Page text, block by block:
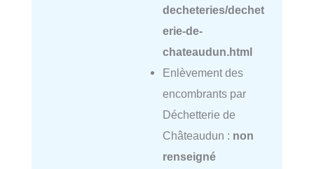
decheteries/dechet
erie-de-
chateaudun.html
Enlèvement des
encombrants par
Déchetterie de
Châteaudun : non
renseigné